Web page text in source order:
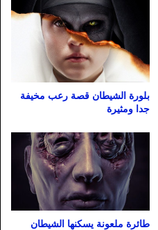
بلورة الشيطان قصة رعب مخيفة
جدا ومثيرة
طائرة ملعونة يسكنها الشيطان